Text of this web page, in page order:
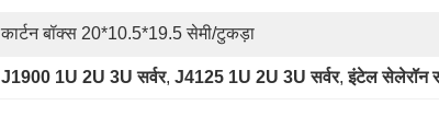
कार्टन बॉक्स 20*10.5*19.5 सेमी/टुकड़ा
J1900 1U 2U 3U सर्वर, J4125 1U 2U 3U सर्वर, इंटेल सेलेरॉन